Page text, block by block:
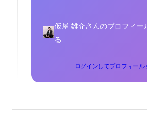
仮屋 雄介さんのプロフィー
る
ログインしてプロフィール